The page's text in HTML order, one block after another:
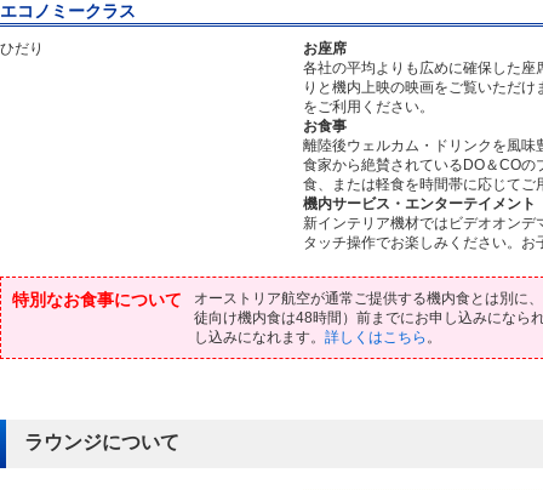
エコノミークラス
ひだり
お座席
各社の平均よりも広めに確保した
りと機内上映の映画をご覧いただ
をご利用ください。
お食事
離陸後ウェルカム・ドリンクを風
食家から絶賛されているDO＆CO
食、または軽食を時間帯に応じてご
機内サービス・エンターテイメント
新インテリア機材ではビデオオン
タッチ操作でお楽しみください。
特別なお食事について
オーストリア航空が通常ご提供する機内食とは別に
徒向け機内食は48時間）前までにお申し込みになら
し込みになれます。 詳しくはこちら 。
ラウンジについて